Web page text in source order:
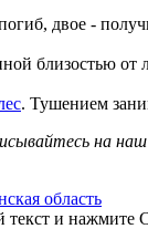
двое -
близостью
. Тушением
на наш
область
и нажмите